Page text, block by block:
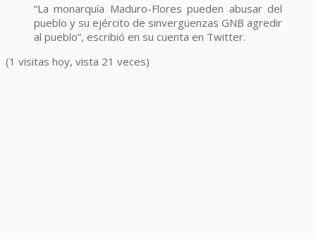
“La monarquía Maduro-Flores pueden abusar del
pueblo y su ejército de sinvergüenzas GNB agredir
al pueblo”, escribió en su cuenta en Twitter.
(1 visitas hoy, vista 21 veces)